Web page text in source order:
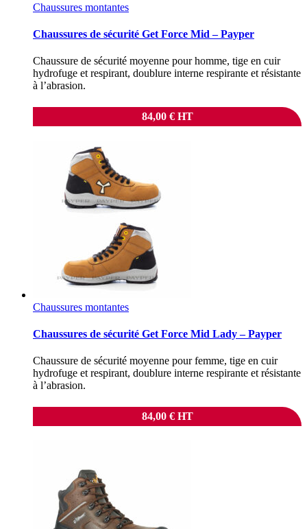
Chaussures montantes
Chaussures de sécurité Get Force Mid – Payper
Chaussure de sécurité moyenne pour homme, tige en cuir
hydrofuge et respirant, doublure interne respirante et résistante
à l’abrasion.
84,00 €HT
Chaussures montantes
Chaussures de sécurité Get Force Mid Lady – Payper
Chaussure de sécurité moyenne pour femme, tige en cuir
hydrofuge et respirant, doublure interne respirante et résistante
à l’abrasion.
84,00 €HT